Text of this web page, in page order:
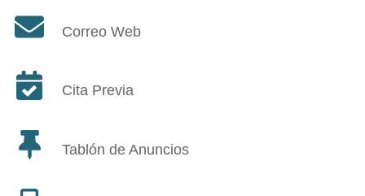
Correo Web
Cita Previa
Tablón de Anuncios